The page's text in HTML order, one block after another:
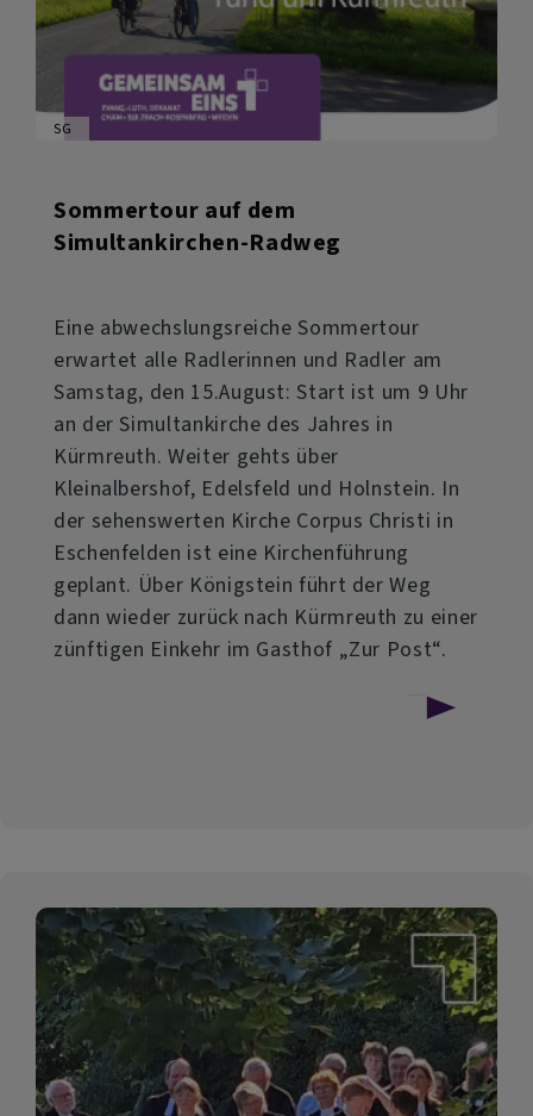
SG
Sommertour auf dem
Simultankirchen-Radweg
Eine abwechslungsreiche Sommertour
erwartet alle Radlerinnen und Radler am
Samstag, den 15.August: Start ist um 9 Uhr
an der Simultankirche des Jahres in
Kürmreuth. Weiter gehts über
Kleinalbershof, Edelsfeld und Holnstein. In
der sehenswerten Kirche Corpus Christi in
Eschenfelden ist eine Kirchenführung
geplant. Über Königstein führt der Weg
dann wieder zurück nach Kürmreuth zu einer
zünftigen Einkehr im Gasthof „Zur Post“.